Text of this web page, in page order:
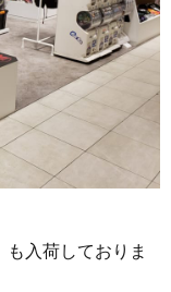
も入荷しておりま